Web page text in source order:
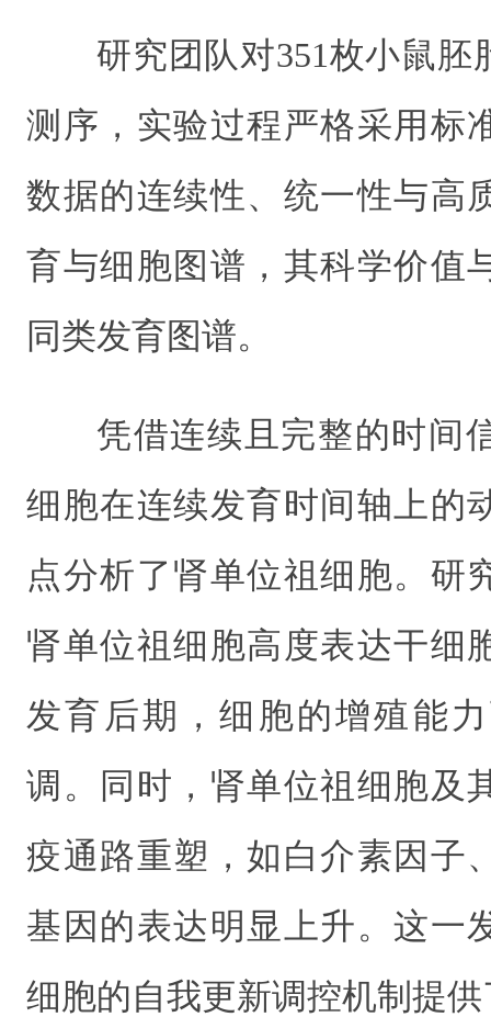
研究团队对351枚小鼠胚
测序，实验过程严格采用标
数据的连续性、统一性与高
育与细胞图谱，其科学价值
同类发育图谱。
凭借连续且完整的时间
细胞在连续发育时间轴上的
点分析了肾单位祖细胞。研
肾单位祖细胞高度表达干细
发育后期，细胞的增殖能
调。同时，肾单位祖细胞及
疫通路重塑，如白介素因子
基因的表达明显上升。这一
细胞的自我更新调控机制提